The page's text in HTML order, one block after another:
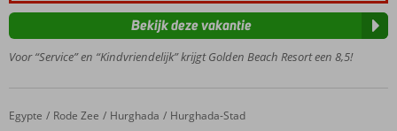
voor
kinderen
Voor “Service” en “Kindvriendelijk” krijgt Golden Beach Resort een 8,5!
Bekijk deze vakantie
Home
Egypte Rode Zee Hurghada Hurghada-Stad
Sunrise Select Garden Beach